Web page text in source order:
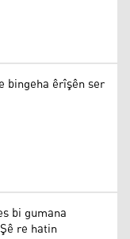
bingeha êrîşên ser
bi gumana
re hatin